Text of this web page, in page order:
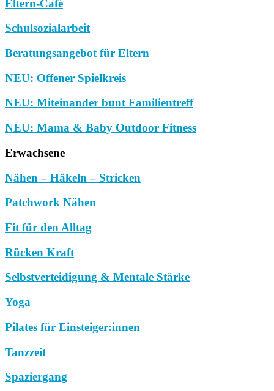
Eltern-Café
Schulsozialarbeit
Beratungsangebot für Eltern
NEU: Offener Spielkreis
NEU: Miteinander bunt Familientreff
NEU: Mama & Baby Outdoor Fitness
Erwachsene
Nähen – Häkeln – Stricken
Patchwork Nähen
Fit für den Alltag
Rücken Kraft
Selbstverteidigung & Mentale Stärke
Yoga
Pilates für Einsteiger:innen
Tanzzeit
Spaziergang